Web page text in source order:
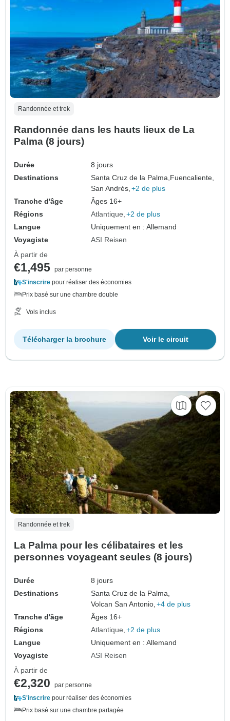
Randonnée et trek
Randonnée dans les hauts lieux de La
Palma (8 jours)
Durée
8 jours
Destinations
Santa Cruz de la Palma, Fuencaliente,
San Andrés, +2 de plus
Tranche d'âge
Âges 16+
Régions
Atlantique +2 de plus
Langue
Uniquement en : Allemand
Voyagiste
ASI Reisen
À partir de
€1,495 par personne
S'inscrire pour réaliser des économies
Prix basé sur une chambre double
Vols inclus
Voir le circuit
Télécharger la brochure
Randonnée et trek
La Palma pour les célibataires et les
personnes voyageant seules (8 jours)
Durée
8 jours
Destinations
Santa Cruz de la Palma,
Volcan San Antonio, +4 de plus
Tranche d'âge
Âges 16+
Régions
Atlantique +2 de plus
Langue
Uniquement en : Allemand
Voyagiste
ASI Reisen
À partir de
€2,320
par personne
S'inscrire pour réaliser des économies
Prix basé sur une chambre partagée